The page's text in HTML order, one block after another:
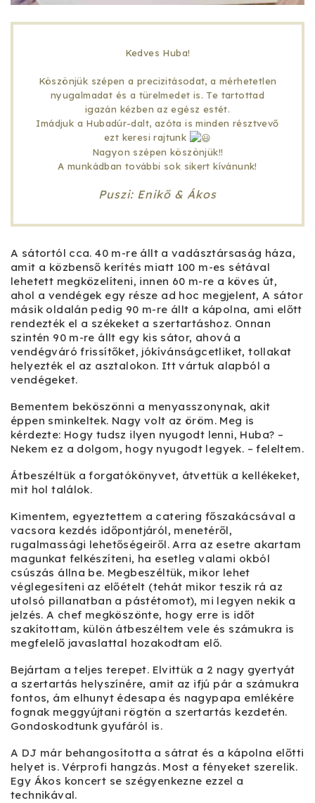
Kedves Huba!
Köszönjük szépen a precizitásodat, a mérhetetlen
nyugalmadat és a türelmedet is. Te tartottad
igazán kézben az egész estét.
Imádjuk a Hubadúr-dalt, azóta is minden résztvevő
ezt keresi rajtunk
Nagyon szépen köszönjük!!
A munkádban további sok sikert kívánunk!
Puszi: Enikő & Ákos
A sátortól cca. 40 m-re állt a vadásztársaság háza,
amit a közbenső kerítés miatt 100 m-es sétával
lehetett megközelíteni, innen 60 m-re a köves út,
ahol a vendégek egy része ad hoc megjelent, A sátor
másik oldalán pedig 90 m-re állt a kápolna, ami előtt
rendezték el a székeket a szertartáshoz. Onnan
szintén 90 m-re állt egy kis sátor, ahová a
vendégváró frissítőket, jókívánságcetliket, tollakat
helyezték el az asztalokon. Itt vártuk alapból a
vendégeket.
Bementem beköszönni a menyasszonynak, akit
éppen sminkeltek. Nagy volt az öröm. Meg is
kérdezte: ­Hogy tudsz ilyen nyugodt lenni, Huba? –
Nekem ez a dolgom, hogy nyugodt legyek. – feleltem.
Átbeszéltük a forgatókönyvet, átvettük a kellékeket,
mit hol találok.
Kimentem, egyeztettem a catering főszakácsával a
vacsora kezdés időpontjáról, menetéről,
rugalmassági lehetőségeiről. Arra az esetre akartam
magunkat felkészíteni, ha esetleg valami okból
csúszás állna be. Megbeszéltük, mikor lehet
véglegesíteni az előételt (tehát mikor teszik rá az
utolsó pillanatban a pástétomot), mi legyen nekik a
jelzés. A chef megköszönte, hogy erre is időt
szakítottam, külön átbeszéltem vele és számukra is
megfelelő javaslattal hozakodtam elő.
Bejártam a teljes terepet. Elvittük a 2 nagy gyertyát
a szertartás helyszínére, amit az ifjú pár a számukra
fontos, ám elhunyt édesapa és nagypapa emlékére
fognak meggyújtani rögtön a szertartás kezdetén.
Gondoskodtunk gyufáról is.
A DJ már behangosította a sátrat és a kápolna előtti
helyet is. Vérprofi hangzás. Most a fényeket szerelik.
Egy Ákos koncert se szégyenkezne ezzel a
technikával.